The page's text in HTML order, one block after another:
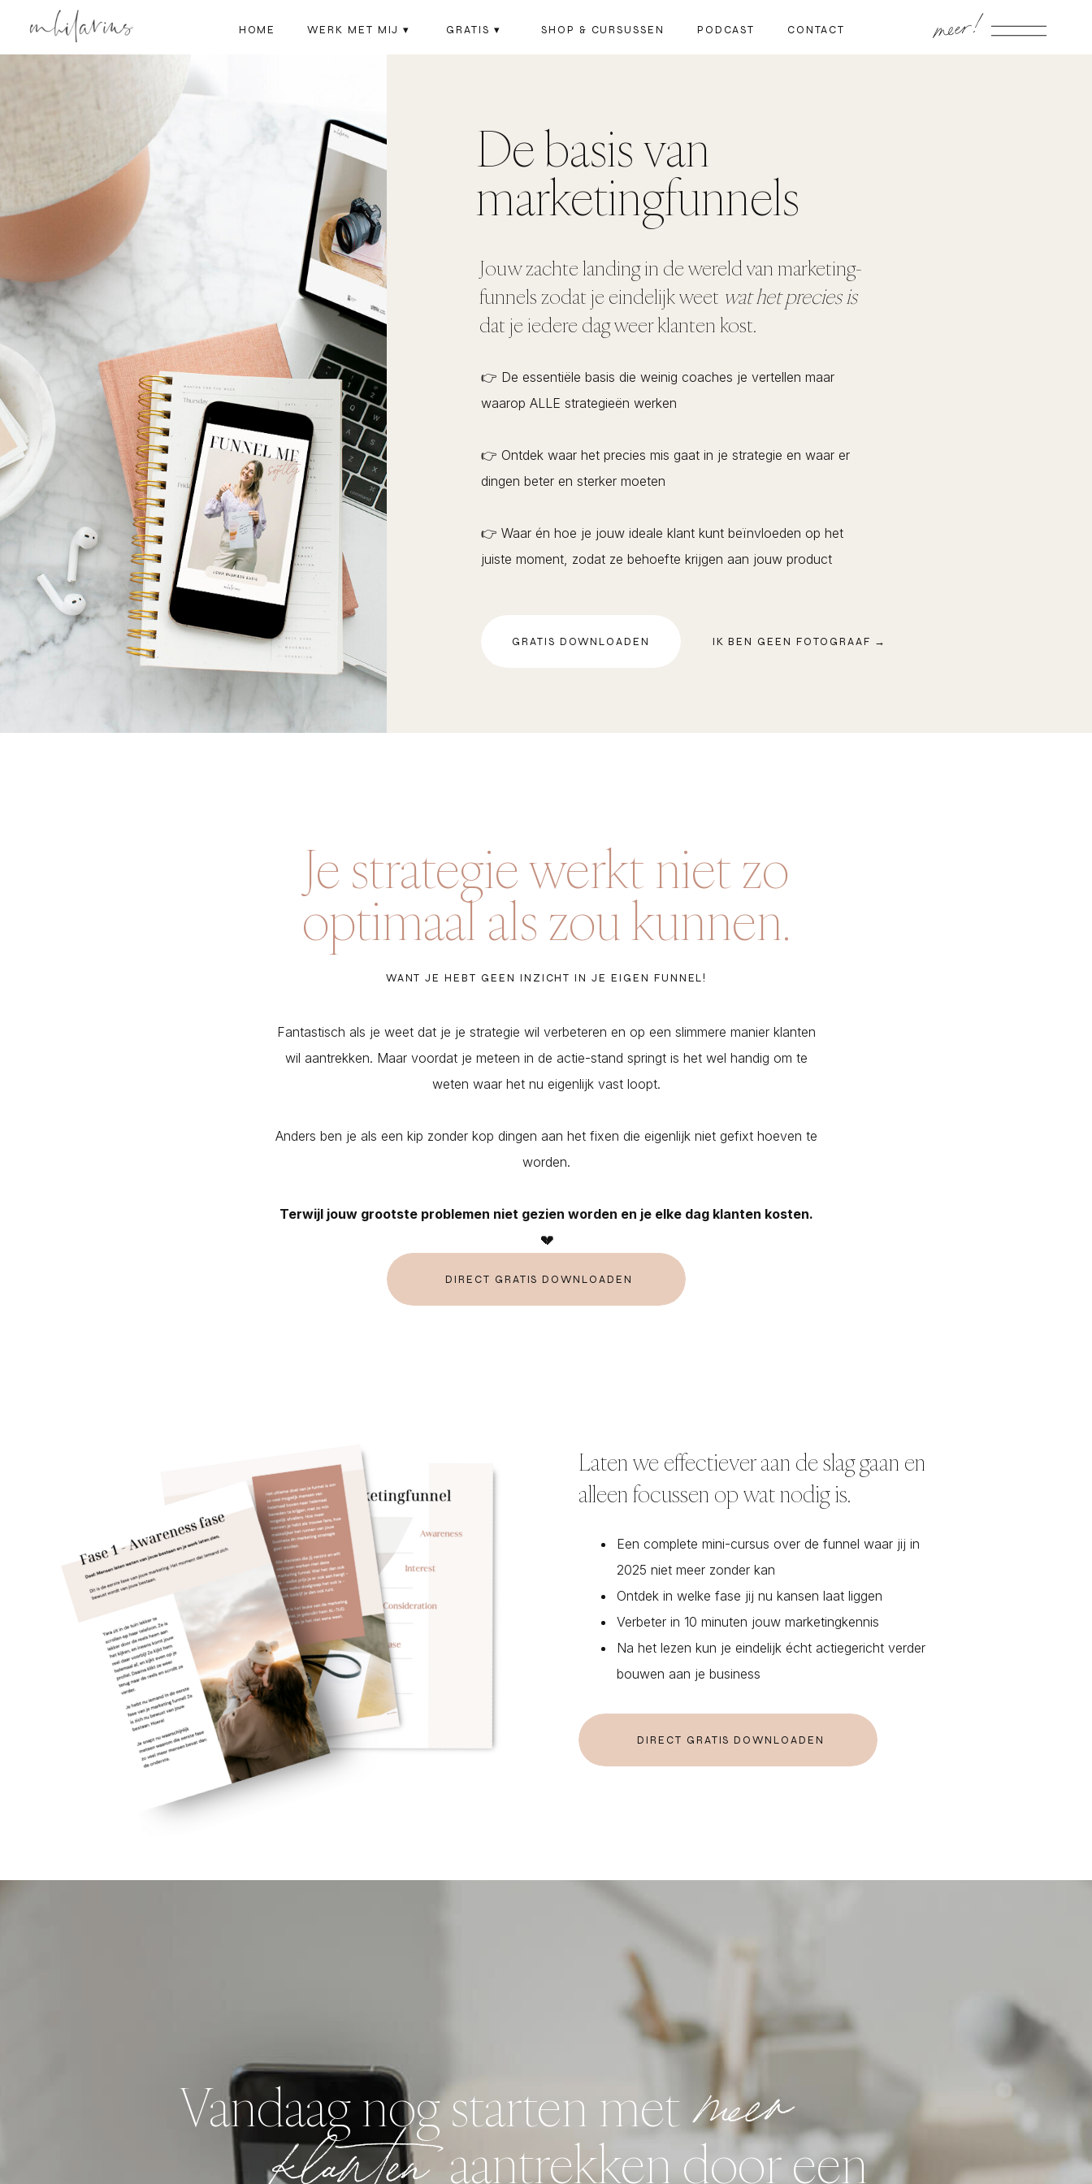
HOME PODCAST meer!
CONTACT
WERK MET MIJ ▾ GRATIS ▾ SHOP & CURSUSSEN
De basis van
marketingfunnels
👉 De essentiële basis die weinig coaches je vertellen maar
waarop ALLE strategieën werken
👉 Ontdek waar het precies mis gaat in je strategie en waar er
dingen beter en sterker moeten
👉 Waar én hoe je jouw ideale klant kunt beïnvloeden op het
juiste moment, zodat ze behoefte krijgen aan jouw product
GRATIS DOWNLOADEN IK BEN GEEN FOTOGRAAF →
Jouw zachte landing in de wereld van marketing-
funnels zodat je eindelijk weet wat het precies is
dat je iedere dag weer klanten kost.
WANT JE HEBT GEEN INZICHT IN JE EIGEN FUNNEL!
Je strategie werkt niet zo
optimaal als zou kunnen.
Fantastisch als je weet dat je je strategie wil verbeteren en op een slimmere manier klanten
wil aantrekken. Maar voordat je meteen in de actie-stand springt is het wel handig om te
weten waar het nu eigenlijk vast loopt.
Anders ben je als een kip zonder kop dingen aan het fixen die eigenlijk niet gefixt hoeven te
worden.
Terwijl jouw grootste problemen niet gezien worden en je elke dag klanten kosten.
💔
DIRECT GRATIS DOWNLOADEN
Laten we effectiever aan de slag gaan en
alleen focussen op wat nodig is.
DIRECT GRATIS DOWNLOADEN
Een complete mini-cursus over de funnel waar jij in
2025 niet meer zonder kan
Ontdek in welke fase jij nu kansen laat liggen
Verbeter in 10 minuten jouw marketingkennis
Na het lezen kun je eindelijk écht actiegericht verder
bouwen aan je business
Vandaag nog starten met meer
klanten aantrekken door een